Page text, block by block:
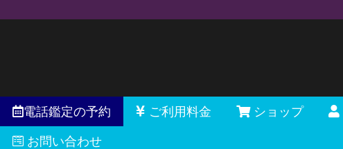
電話鑑定の予約 ご利用料金 ショップ
お問い合わせ